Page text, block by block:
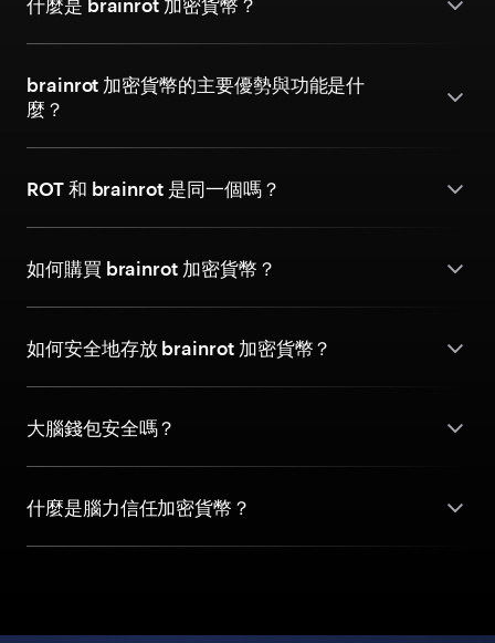
什麼是 brainrot 加密貨幣？
brainrot 加密貨幣的主要優勢與功能是什
麼？
ROT 和 brainrot 是同一個嗎？
如何購買 brainrot 加密貨幣？
如何安全地存放 brainrot 加密貨幣？
大腦錢包安全嗎？
什麼是腦力信任加密貨幣？